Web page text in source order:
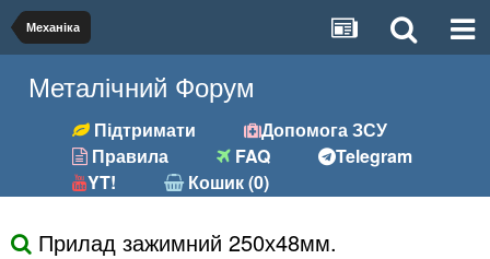
Механіка
Металічний Форум
Підтримати
Допомога ЗСУ
Правила
FAQ
Telegram
YT!
Кошик (0)
Прилад зажимний 250х48мм.